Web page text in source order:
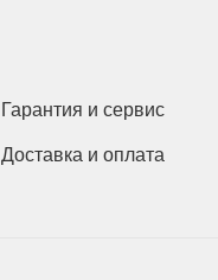
Гарантия и сервис
Доставка и оплата